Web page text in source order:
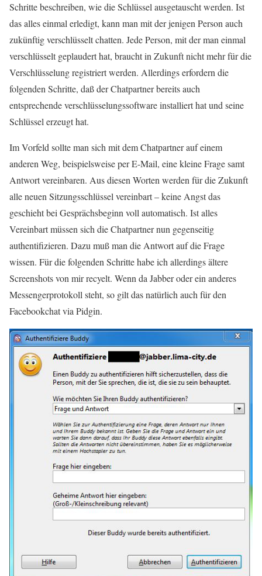
Schritte beschreiben, wie die Schlüssel ausgetauscht werden. Ist
das alles einmal erledigt, kann man mit der jenigen Person auch
zukünftig verschlüsselt chatten. Jede Person, mit der man einmal
verschlüsselt geplaudert hat, braucht in Zukunft nicht mehr für die
Verschlüsselung registriert werden. Allerdings erfordern die
folgenden Schritte, daß der Chatpartner bereits auch
entsprechende verschlüsselungssoftware installiert hat und seine
Schlüssel erzeugt hat.
Im Vorfeld sollte man sich mit dem Chatpartner auf einem
anderen Weg, beispielsweise per E-Mail, eine kleine Frage samt
Antwort vereinbaren. Aus diesen Worten werden für die Zukunft
alle neuen Sitzungsschlüssel vereinbart – keine Angst das
geschieht bei Gesprächsbeginn voll automatisch. Ist alles
Vereinbart müssen sich die Chatpartner nun gegenseitig
authentifizieren. Dazu muß man die Antwort auf die Frage
wissen. Für die folgenden Schritte habe ich allerdings ältere
Screenshots von mir recyelt. Wenn da Jabber oder ein anderes
Messengerprotokoll steht, so gilt das natürlich auch für den
Facebookchat via Pidgin.